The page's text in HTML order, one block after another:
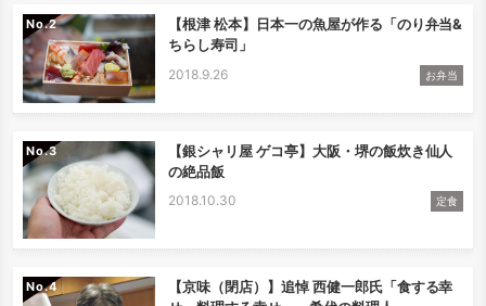
No.
【根津 松本】日本一の魚屋が作る「のり弁当&
ちらし寿司」
2018.9.26 お弁当
No.
【銀シャリ屋 ゲコ亭】大阪・堺の飯炊き仙人
の絶品飯
2018.10.30 定食
No.
【京味（閉店）】追悼 西健一郎氏「食する幸